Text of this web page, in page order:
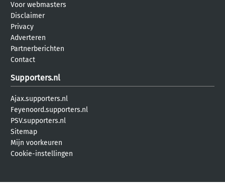
Voor webmasters
Disclaimer
Privacy
Adverteren
Partnerberichten
Contact
Supporters.nl
Ajax.supporters.nl
Feyenoord.supporters.nl
PSV.supporters.nl
Sitemap
Mijn voorkeuren
Cookie-instellingen